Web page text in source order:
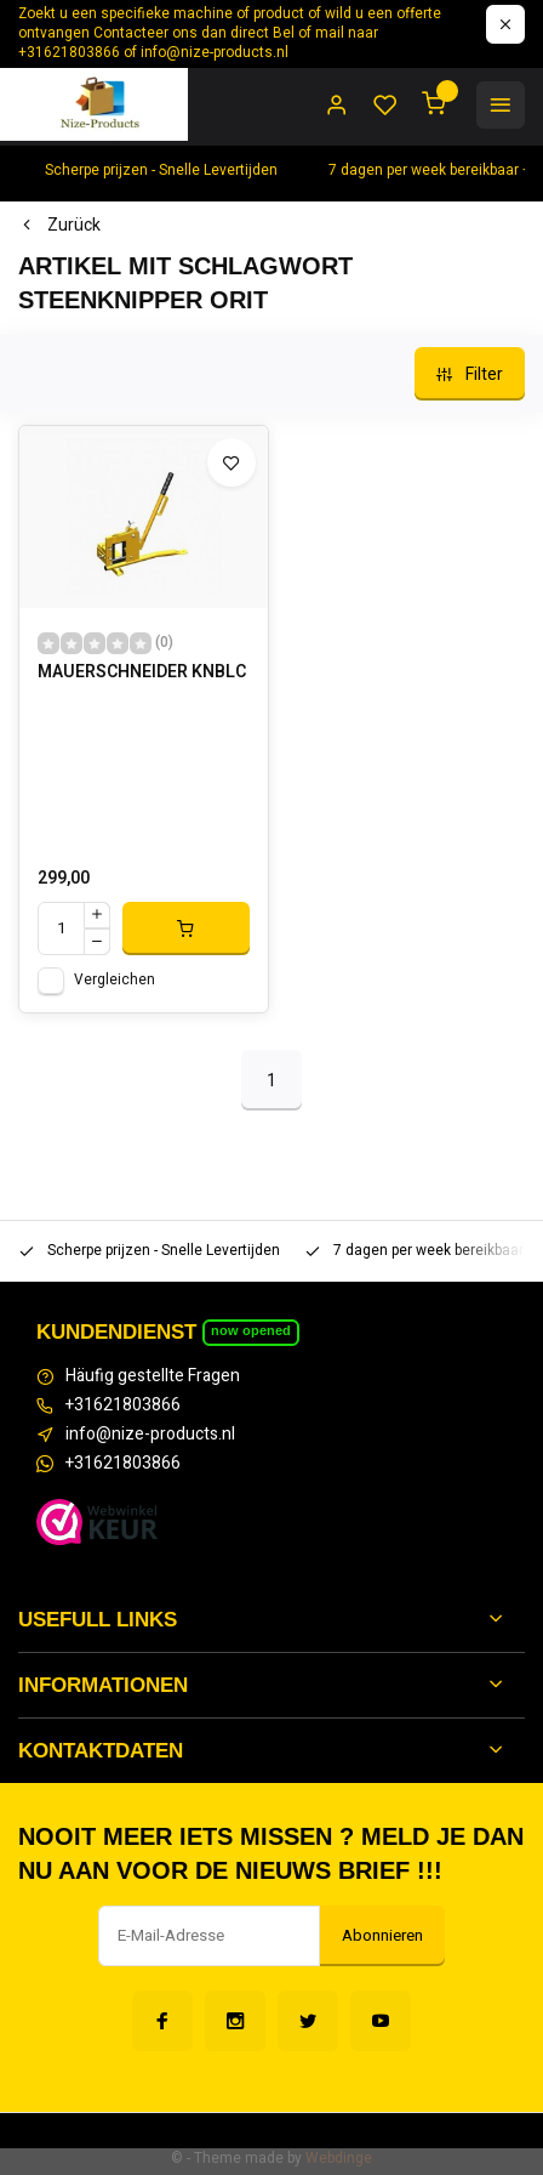
Zoekt u een specifieke machine of product of wild u een offerte
ontvangen Contacteer ons dan direct Bel of mail naar
+31621803866 ofinfo@nize-products.nl
Scherpe prijzen - Snelle Levertijden 7 dagen per week bereikbaar
Zurück
ARTIKEL MIT SCHLAGWORT
STEENKNIPPER ORIT
Filter
(0)
MAUERSCHNEIDER KNBLC
299,00
Vergleichen
1
Scherpe prijzen - Snelle Levertijden 7 dagen per week bereikbaar
KUNDENDIENST now opened
Häufig gestellte Fragen
+31621803866
info@nize-products.nl
+31621803866
USEFULL LINKS
INFORMATIONEN
KONTAKTDATEN
NOOIT MEER IETS MISSEN ? MELD JE DAN
NU AAN VOOR DE NIEUWS BRIEF !!!
Abonnieren
© - Theme made by Webdinge